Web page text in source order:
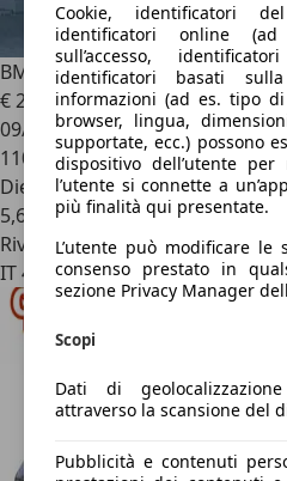
BMW X5xDrive25d Business
€ 23.950
09/2015
110.750 km
Diesel
5,6 l/100 km (comb.)
Rivenditore
IT 42020Quattro Castella -
Cookie, identificatori
identificatori online
sull’accesso,
identificatori basati
informazioni (ad es. tipo
browser, lingua,
supportate, ecc.) possono
dispositivo dell’utente
l’utente si connette a
più finalità qui presentate.
L’utente può modificare
consenso prestato in
sezione Privacy Manager
Scopi
Dati di
attraverso la scansione del
Pubblicità e contenuti